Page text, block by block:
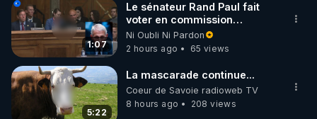
1:07
Le sénateur Rand Paul fait
voter en commission
l'outrage au Congrès contre
Anthony Fauci
Ni Oubli Ni Pardon
2 hours ago
65 views
5:22
La mascarade continue...
Coeur de Savoie radioweb TV
8 hours ago
208 views